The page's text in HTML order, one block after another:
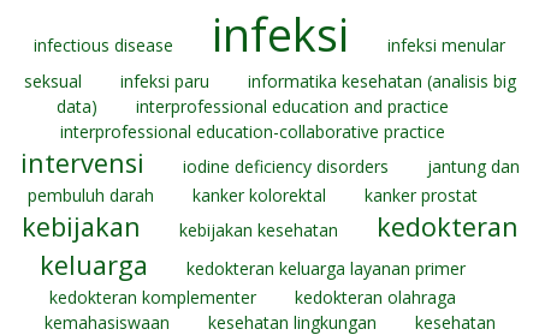
infectious disease infeksi
infeksi menular
seksual
infeksi paru
informatika kesehatan (analisis big
data)
interprofessional education and practice
interprofessional education-collaborative practice
intervensi iodine deficiency disorders
jantung dan
pembuluh darah
kanker kolorektal kanker prostat
kebijakan kebijakan kesehatan
kedokteran
keluarga
kedokteran keluarga layanan primer
kedokteran komplementer
kedokteran olahraga
kemahasiswaan
kesehatan lingkungan kesehatan